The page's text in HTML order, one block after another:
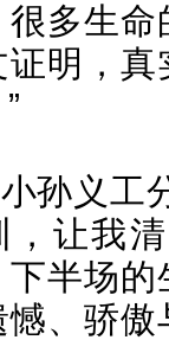
很多生
证明，
小孙义工
，让我
下半场
憾、骄